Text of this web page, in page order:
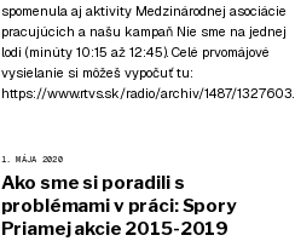
spomenula aj aktivity Medzinárodnej asociácie
pracujúcich a našu kampaň Nie sme na jednej
lodi (minúty 10:15 až 12:45). Celé prvomájové
vysielanie si môžeš vypočuť tu:
https://www.rtvs.sk/radio/archiv/1487/1327603.
1. MÁJA 2020
Ako sme si poradili s
problémami v práci: Spory
Priamej akcie 2015-2019